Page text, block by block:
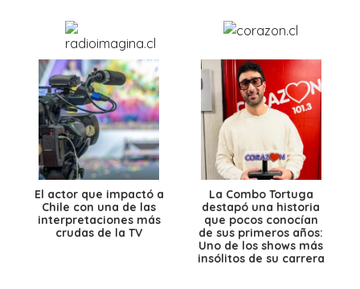
El actor que impactó a
Chile con una de las
interpretaciones más
crudas de la TV
La Combo Tortuga
destapó una historia
que pocos conocían
de sus primeros años:
Uno de los shows más
insólitos de su carrera